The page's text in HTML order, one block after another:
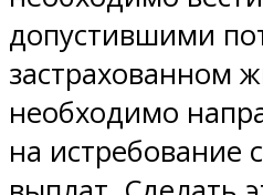
допустившими
застрахованном
необходимо
на истребование